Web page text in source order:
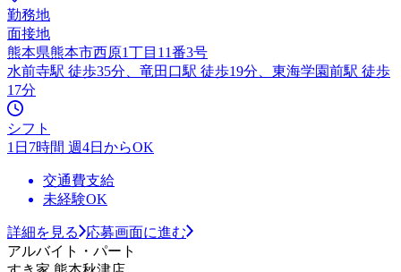
勤務地
面接地
熊本県熊本市西原1丁目11番3号
水前寺駅 徒歩35分、竜田口駅 徒歩19分、東海学園前駅 徒歩
17分
シフト
1日7時間 週4日からOK
交通費支給
未経験OK
詳細を見る
応募画面に進む
アルバイト・パート